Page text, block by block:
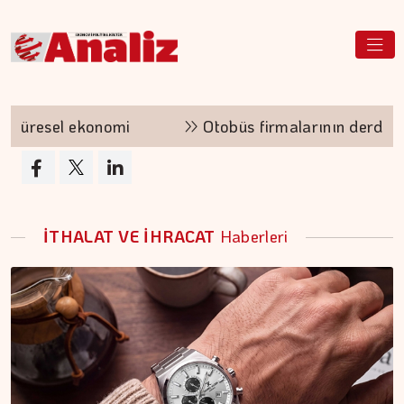
ekonomi Otobüs firmalarının derdi su
İTHALAT VE İHRACAT Haberleri